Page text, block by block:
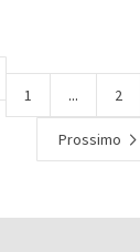
1
... 2
Prossimo